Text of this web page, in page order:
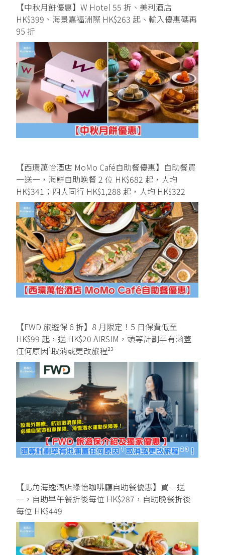
【中秋月餅優惠】W Hotel 55 折、美利酒店
HK$399、海景嘉福洲際 HK$263 起、輸入優惠碼再
95 折
【西環萬怡酒店 MoMo Café自助餐優惠】自助餐買
一送一，海鮮自助晚餐 2 位 HK$682 起，人均
HK$341；四人同行 HK$1,288 起，人均 HK$322
【FWD 旅遊保 6 折】8 月限定！5 日保費低至
HK$99 起，送 HK$20 AIRSIM，頭等計劃罕有涵蓋
任何原因¹取消或更改旅程²³
【北角海逸酒店綠怡咖啡廳自助餐優惠】買一送
一，自助早午餐折後每位 HK$287，自助晚餐折後
每位 HK$449